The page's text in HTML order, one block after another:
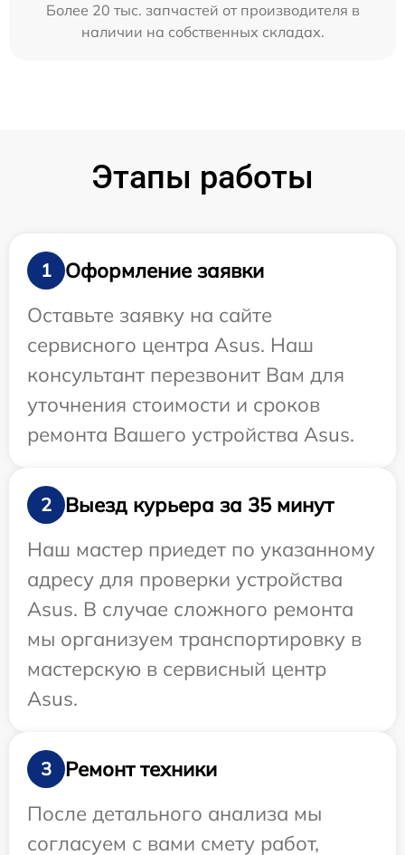
Более 20 тыс. запчастей от производителя в
наличии на собственных складах.
Этапы работы
1
Оформление заявки
Оставьте заявку на сайте
сервисного центра Asus. Наш
консультант перезвонит Вам для
уточнения стоимости и сроков
ремонта Вашего устройства Asus.
2
Выезд курьера за 35 минут
Наш мастер приедет по указанному
адресу для проверки устройства
Asus. В случае сложного ремонта
мы организуем транспортировку в
мастерскую в сервисный центр
Asus.
3
Ремонт техники
После детального анализа мы
согласуем с вами смету работ,